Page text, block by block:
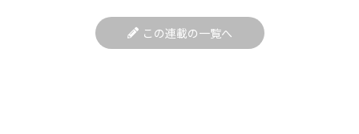
この連載の一覧へ